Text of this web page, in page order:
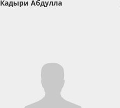
Кадыри Абдулла